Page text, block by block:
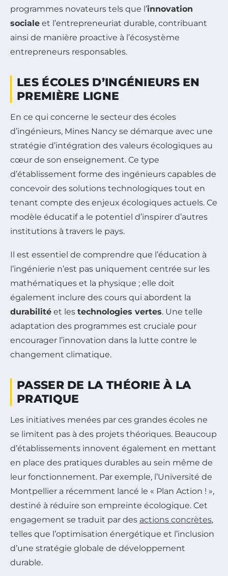
programmes novateurs tels que l’innovation
sociale et l’entrepreneuriat durable, contribuant
ainsi de manière proactive à l’écosystème
entrepreneurs responsables.
LES ÉCOLES D’INGÉNIEURS EN
PREMIÈRE LIGNE
En ce qui concerne le secteur des écoles
d’ingénieurs, Mines Nancy se démarque avec une
stratégie d’intégration des valeurs écologiques au
cœur de son enseignement. Ce type
d’établissement forme des ingénieurs capables de
concevoir des solutions technologiques tout en
tenant compte des enjeux écologiques actuels. Ce
modèle éducatif a le potentiel d’inspirer d’autres
institutions à travers le pays.
Il est essentiel de comprendre que l’éducation à
l’ingénierie n’est pas uniquement centrée sur les
mathématiques et la physique ; elle doit
également inclure des cours qui abordent la
durabilité et les technologies vertes. Une telle
adaptation des programmes est cruciale pour
encourager l’innovation dans la lutte contre le
changement climatique.
PASSER DE LA THÉORIE À LA
PRATIQUE
Les initiatives menées par ces grandes écoles ne
se limitent pas à des projets théoriques. Beaucoup
d’établissements innovent également en mettant
en place des pratiques durables au sein même de
leur fonctionnement. Par exemple, l’Université de
Montpellier a récemment lancé le « Plan Action ! »,
destiné à réduire son empreinte écologique. Cet
engagement se traduit par des actions concrètes,
telles que l’optimisation énergétique et l’inclusion
d’une stratégie globale de développement
durable.